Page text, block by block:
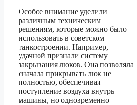
Особое внимание уделили
различным техническим
решениям, которые можно было
использовать в советском
танкостроении. Например,
удачной признали систему
закрывания люков. Она позволяла
сначала прикрывать люк не
полностью, обеспечивая
поступление воздуха внутрь
машины, но одновременно